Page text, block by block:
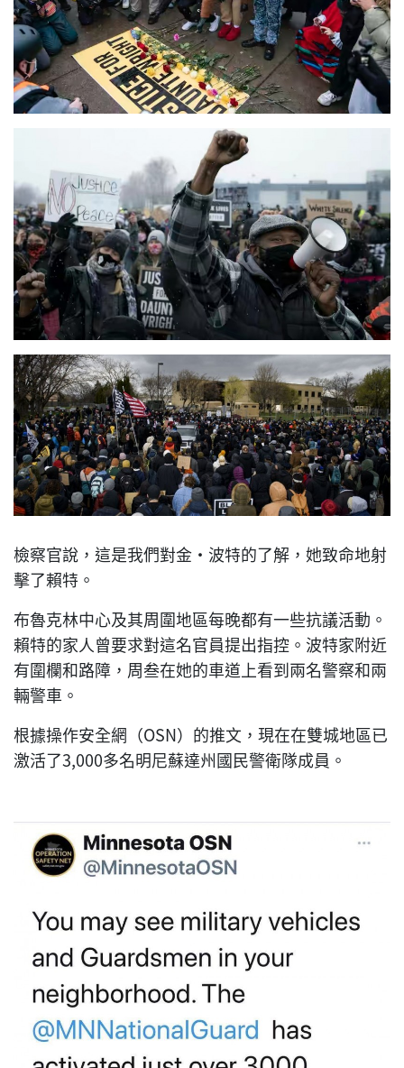
檢察官說，這是我們對金·波特的了解，她致命地射
擊了賴特。
布魯克林中心及其周圍地區每晚都有一些抗議活動。
賴特的家人曾要求對這名官員提出指控。波特家附近
有圍欄和路障，周叁在她的車道上看到兩名警察和兩
輛警車。
根據操作安全網（OSN）的推文，現在在雙城地區已
激活了3,000多名明尼蘇達州國民警衛隊成員。